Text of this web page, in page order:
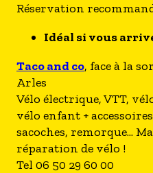
Réservation
Idéal si vous
Taco and co, face à la
Arles
Vélo électrique, VTT,
vélo enfant +
sacoches, remorque...
réparation de vélo !
Tel 06 50 29 60 00